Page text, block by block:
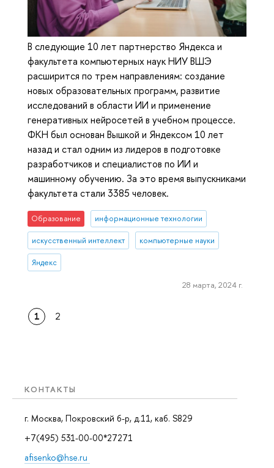
КОНТАКТЫ
г. Москва, Покровский б-р, д.11, каб. S829
+7(495) 531-00-00*27271
afisenko@hse.ru
В следующие 10 лет партнерство Яндекса и
факультета компьютерных наук НИУ ВШЭ
расширится по трем направлениям: создание
новых образовательных программ, развитие
исследований в области ИИ и применение
генеративных нейросетей в учебном процессе.
ФКН был основан Вышкой и Яндексом 10 лет
назад и стал одним из лидеров в подготовке
разработчиков и специалистов по ИИ и
машинному обучению. За это время выпускниками
факультета стали 3385 человек.
Образование информационные технологии
искусственный интеллект компьютерные науки
Яндекс
28 марта, 2024 г.
1 2